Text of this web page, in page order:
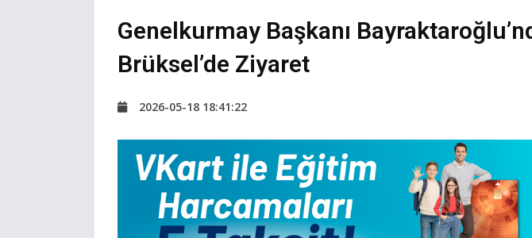
Genelkurmay Başkanı
Brüksel’de Ziyaret
2026-05-18 18:41:22